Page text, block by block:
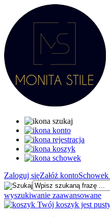
Zaloguj sięZałóż konto
wyszukiwanie zaawansowane
Twój koszyk jest